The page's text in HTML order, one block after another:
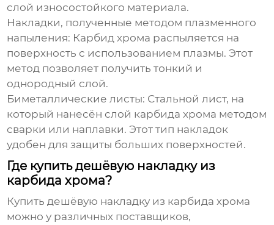
слой износостойкого материала.
Накладки, полученные методом плазменного
напыления: Карбид хрома распыляется на
поверхность с использованием плазмы. Этот
метод позволяет получить тонкий и
однородный слой.
Биметаллические листы: Стальной лист, на
который нанесён слой карбида хрома методом
сварки или наплавки. Этот тип накладок
удобен для защиты больших поверхностей.
Где купить дешёвую накладку из
карбида хрома?
Купитьдешёвую накладку из карбида хрома
можно у различных поставщиков,